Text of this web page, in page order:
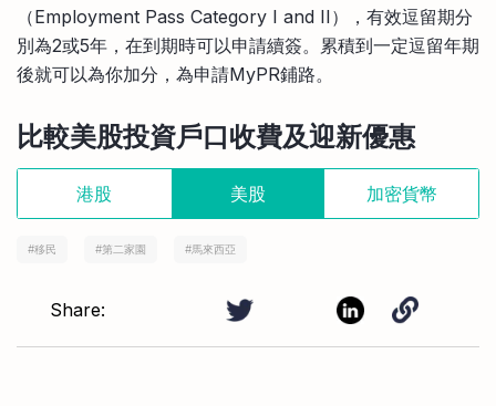
（Employment Pass Category I and II），有效逗留期分
別為2或5年，在到期時可以申請續簽。累積到一定逗留年期
後就可以為你加分，為申請MyPR鋪路。
比較美股投資戶口收費及迎新優惠
港股 美股 加密貨幣
#移民 #第二家園 #馬來西亞
Share: